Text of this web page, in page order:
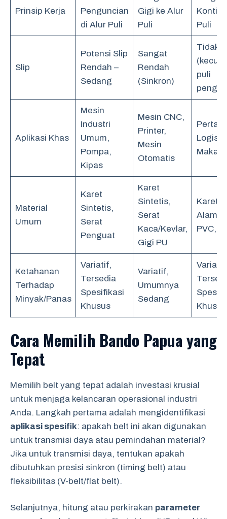
Prinsip Kerja
Penguncian
di Alur Puli
Gigi ke Alur
Puli
Puli
Slip
Potensi Slip
Rendah –
Sedang
Sangat
Rendah
(Sinkron)
Tidak
puli
Aplikasi Khas
Mesin
Industri
Umum,
Pompa,
Kipas
Mesin CNC,
Printer,
Mesin
Otomatis
Material
Umum
Karet
Sintetis,
Serat
Penguat
Karet
Sintetis,
Serat
Kaca/Kevlar,
Gigi PU
Karet
Alam/
PVC,
Ketahanan
Terhadap
Minyak/Panas
Variatif,
Tersedia
Spesifikasi
Khusus
Variatif,
Umumnya
Sedang
Variatif,
Khusus
Cara Memilih Bando Papua yang
Tepat
Memilih belt yang tepat adalah investasi krusial
untuk menjaga kelancaran operasional industri
Anda. Langkah pertama adalah mengidentifikasi
aplikasi spesifik: apakah belt ini akan digunakan
untuk transmisi daya atau pemindahan material?
Jika untuk transmisi daya, tentukan apakah
dibutuhkan presisi sinkron (timing belt) atau
fleksibilitas (V-belt/flat belt).
Selanjutnya, hitung atau perkirakan parameter